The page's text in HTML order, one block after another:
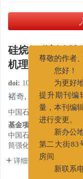
硅烷偶联剂改性
机理
doi: 10.3969/
褚奇, 杨枝, 李涛,
中国石化石油工程技术
基金项目:
中国石油化工股份有限
筒强化技术”（P14100
详细信息
尊敬的作者
您好！
为更
提升期刊
量，本刊
进行变更。
新办
第二大街
房间
新联系